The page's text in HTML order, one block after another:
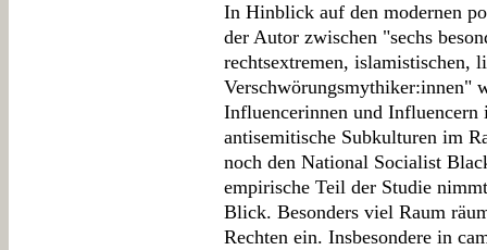
In Hinblick auf den modernen
der Autor zwischen "sechs
rechtsextremen, islamistischen,
Verschwörungsmythiker:innen"
Influencerinnen und Influencern
antisemitische Subkulturen im
noch den National Socialist
empirische Teil der Studie
Blick. Besonders viel Raum
Rechten ein. Insbesondere in